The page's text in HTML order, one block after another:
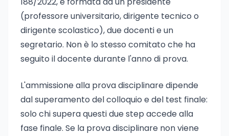
(professore universitario, dirigente tecnico o
dirigente scolastico), due docenti e un
segretario. Non è lo stesso comitato che ha
seguito il docente durante l'anno di prova.
L'ammissione alla prova disciplinare dipende
dal superamento del colloquio e del test finale:
solo chi supera questi due step accede alla
fase finale. Se la prova disciplinare non viene